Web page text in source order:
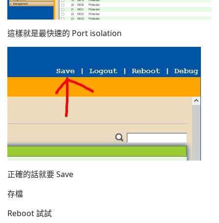
這樣就是最快速的 Port isolation
正確的話就要 Save
存檔
Reboot 試試